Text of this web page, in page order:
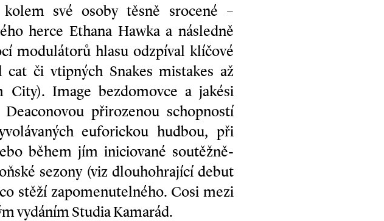
své osoby těsně srocené –
herce Ethana Hawka a následně
modulátorů hlasu odzpíval klíčové
či vtipných Snakes mistakes až
City). Image bezdomovce a jakési
přirozenou schopností
euforickou hudbou, při
během jím iniciované soutěžně-
sezony (viz dlouhohrající debut
stěží zapomenutelného. Cosi mezi
vydáním Studia Kamarád.